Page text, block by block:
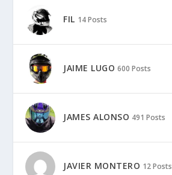
FIL 14 Posts
JAIME LUGO 600 Posts
JAMES ALONSO 491 Posts
JAVIER MONTERO 12 Posts